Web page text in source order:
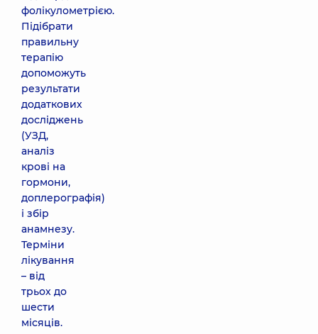
фолікулометрією.
Підібрати
правильну
терапію
допоможуть
результати
додаткових
досліджень
(УЗД,
аналіз
крові на
гормони,
доплерографія)
і збір
анамнезу.
Терміни
лікування
– від
трьох до
шести
місяців.